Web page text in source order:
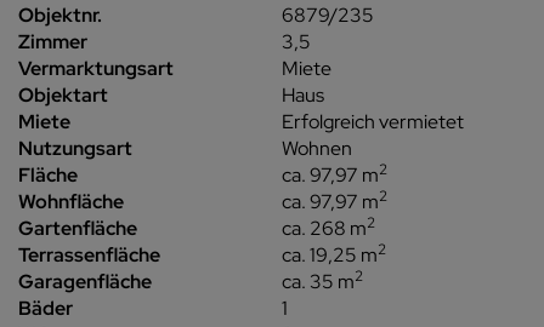
Objektnr.
6879/235
Zimmer
3,5
Vermarktungsart
Miete
Objektart
Haus
Miete
Erfolgreich vermietet
Nutzungsart
Wohnen
Fläche
ca. 97,97 m2
Wohnfläche ca. 97,97 m2
Gartenfläche ca. 268 m2
Terrassenfläche ca. 19,25 m2
Garagenfläche ca. 35 m2
Bäder
1